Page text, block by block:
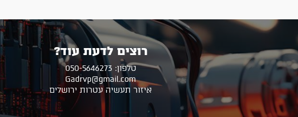
רוצים לדעת עוד?
טלפון: 050-5646273
Gadrvp@gmail.com
איזור תעשיה עטרות ירושלים